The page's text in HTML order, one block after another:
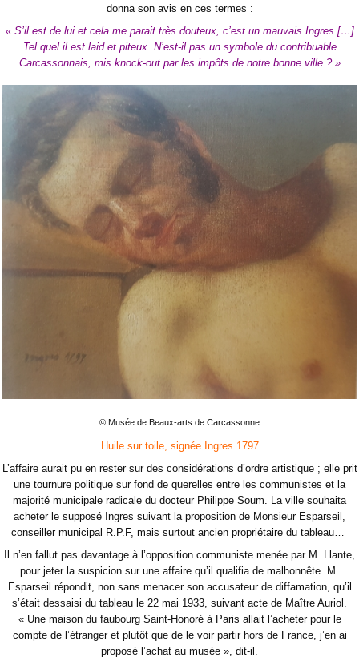
donna son avis en ces termes :
« S’il est de lui et cela me parait très douteux, c’est un mauvais Ingres […]
Tel quel il est laid et piteux. N’est-il pas un symbole du contribuable
Carcassonnais, mis knock-out par les impôts de notre bonne ville ? »
© Musée de Beaux-arts de Carcassonne
Huile sur toile, signée Ingres 1797
L’affaire aurait pu en rester sur des considérations d’ordre artistique ; elle prit
une tournure politique sur fond de querelles entre les communistes et la
majorité municipale radicale du docteur Philippe Soum. La ville souhaita
acheter le supposé Ingres suivant la proposition de Monsieur Esparseil,
conseiller municipal R.P.F, mais surtout ancien propriétaire du tableau…
Il n’en fallut pas davantage à l’opposition communiste menée par M. Llante,
pour jeter la suspicion sur une affaire qu’il qualifia de malhonnête. M.
Esparseil répondit, non sans menacer son accusateur de diffamation, qu’il
s’était dessaisi du tableau le 22 mai 1933, suivant acte de Maître Auriol.
« Une maison du faubourg Saint-Honoré à Paris allait l’acheter pour le
compte de l’étranger et plutôt que de le voir partir hors de France, j’en ai
proposé l’achat au musée », dit-il.